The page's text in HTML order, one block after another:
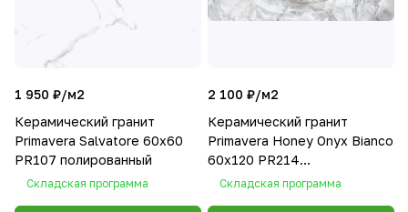
1 950 ₽/м2
Керамический гранит
Primavera Salvatore 60х60
PR107 полированный
Складская программа
2 100 ₽/м2
Керамический гранит
Primavera Honey Onyx Bianco
60х120 PR214
полированный
Складская программа